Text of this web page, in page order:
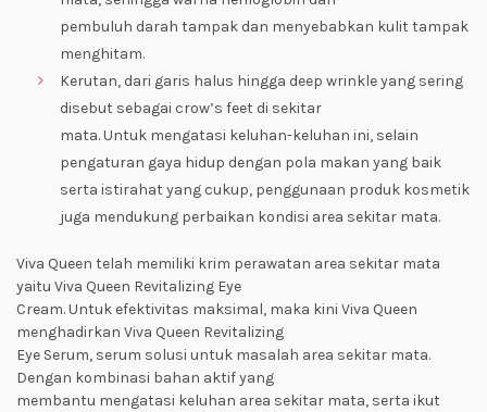
pembuluh darah tampak dan menyebabkan kulit tampak
menghitam.
Kerutan, dari garis halus hingga deep wrinkle yang sering
disebut sebagai crow’s feet di sekitar
mata. Untuk mengatasi keluhan-keluhan ini, selain
pengaturan gaya hidup dengan pola makan yang baik
serta istirahat yang cukup, penggunaan produk kosmetik
juga mendukung perbaikan kondisi area sekitar mata.
Viva Queen telah memiliki krim perawatan area sekitar mata
yaitu Viva Queen Revitalizing Eye
Cream. Untuk efektivitas maksimal, maka kini Viva Queen
menghadirkan Viva Queen Revitalizing
Eye Serum, serum solusi untuk masalah area sekitar mata.
Dengan kombinasi bahan aktif yang
membantu mengatasi keluhan area sekitar mata, serta ikut